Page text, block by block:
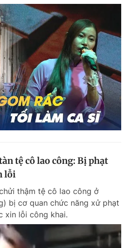
tệ cô lao công: Bị phạt
lỗi
thậm tệ cô lao công ở
bị cơ quan chức năng xử phạt
xin lỗi công khai.